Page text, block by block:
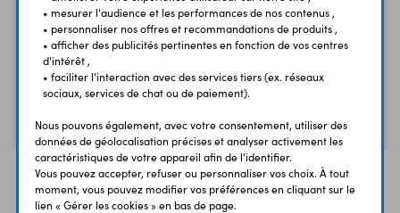
4 supports Grove
Wrapper 1x2 rouges
110070024
1,96 € HT Code : 34545
4 supports Grove
110070025
1,96 € HT
• mesurer l'audience et les performances de nos contenus ,
• personnaliser nos offres et recommandations de produits ,
• afficher des publicités pertinentes en fonction de vos centres
d'intérêt ,
• faciliter l'interaction avec des services tiers (ex. réseaux
sociaux, services de chat ou de paiement).
Nous pouvons également, avec votre consentement, utiliser des
données de géolocalisation précises et analyser activement les
caractéristiques de votre appareil afin de l'identifier.
Vous pouvez accepter, refuser ou personnaliser vos choix. À tout
moment, vous pouvez modifier vos préférences en cliquant sur le
lien « Gérer les cookies » en bas de page.